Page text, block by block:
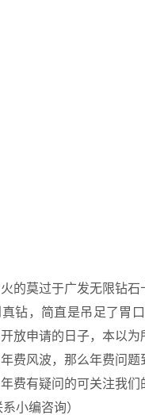
的莫过于广发无限钻石
钻，简直是吊足了胃
放申请的日子，本以
费风波，那么年费问题
费有疑问的可关注我们
小编咨询）